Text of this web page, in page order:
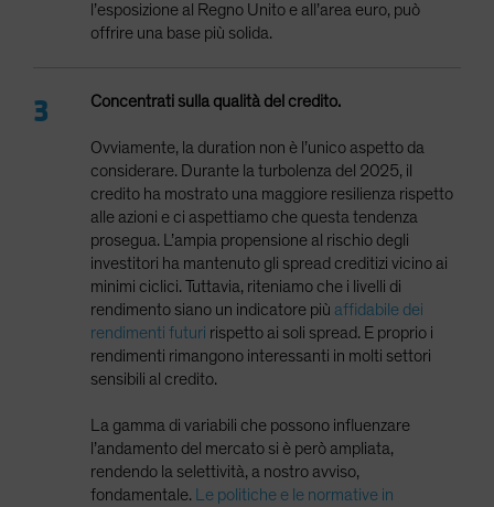
l’esposizione al Regno Unito e all’area euro, può
offrire una base più solida.
Concentrati sulla qualità del credito.
Ovviamente, la duration non è l’unico aspetto da
considerare. Durante la turbolenza del 2025, il
credito ha mostrato una maggiore resilienza rispetto
alle azioni e ci aspettiamo che questa tendenza
prosegua. L’ampia propensione al rischio degli
investitori ha mantenuto gli spread creditizi vicino ai
minimi ciclici. Tuttavia, riteniamo che i livelli di
rendimento siano un indicatore più affidabile dei
rendimenti futuri rispetto ai soli spread. E proprio i
rendimenti rimangono interessanti in molti settori
sensibili al credito.
La gamma di variabili che possono influenzare
l’andamento del mercato si è però ampliata,
rendendo la selettività, a nostro avviso,
fondamentale.
Le politiche e le normative in